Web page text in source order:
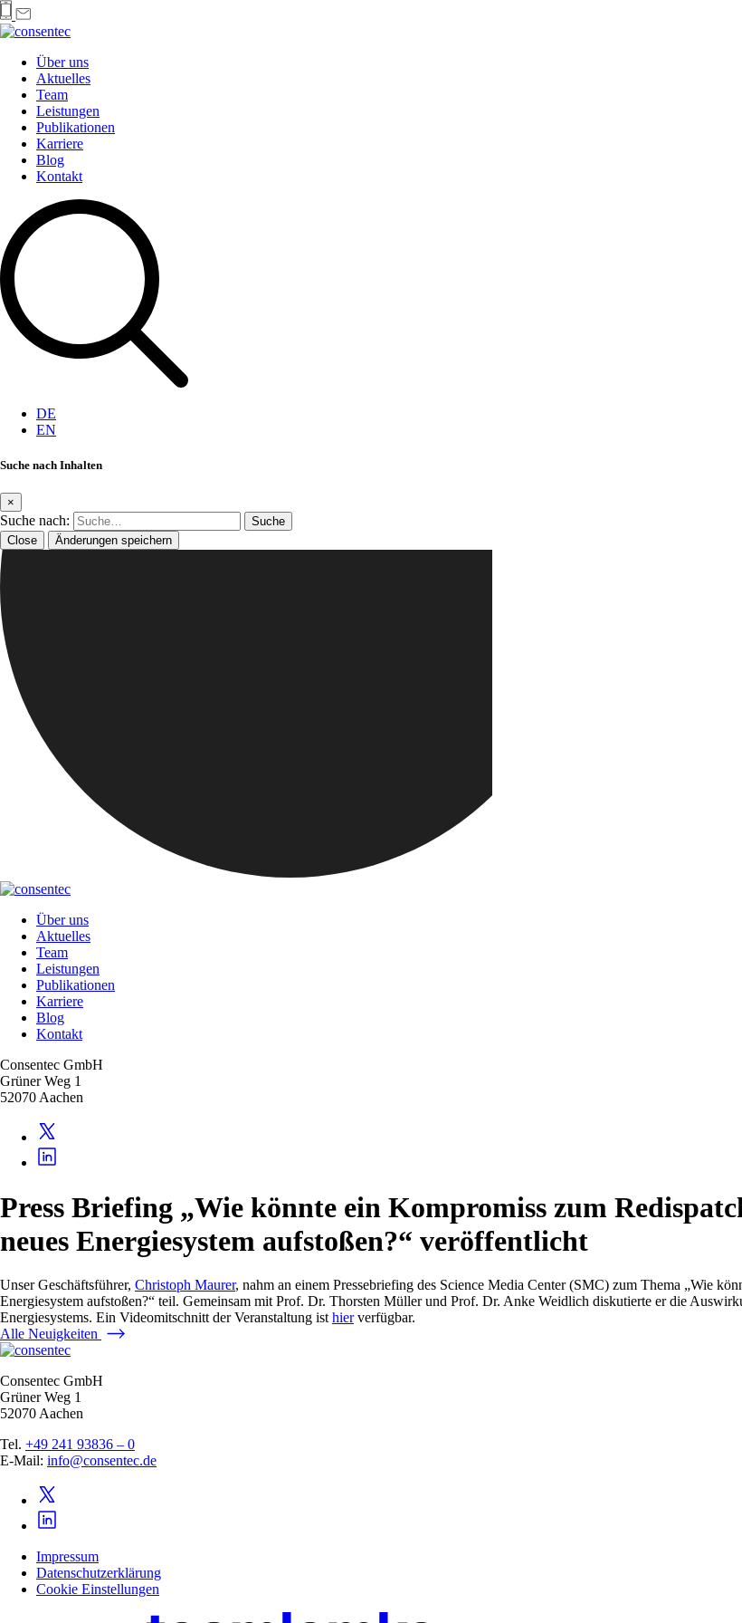
Über uns
Aktuelles
Team
Leistungen
Publikationen
Karriere
Blog
Kontakt
DE
EN
Suche nach Inhalten
×
Suche nach:
Close Änderungen speichern
Über uns
Aktuelles
Team
Leistungen
Publikationen
Karriere
Blog
Kontakt
Consentec GmbH
Grüner Weg 1
52070 Aachen
Press Briefing „Wie könnte ein Kompromiss zum
neues Energiesystem aufstoßen?“ veröffentlicht
Unser Geschäftsführer, Christoph Maurer, nahm an einem Pressebriefing des Science Media Center (SMC) zum Thema „Wie
Energiesystem aufstoßen?“ teil. Gemeinsam mit Prof. Dr. Thorsten Müller und Prof. Dr. Anke Weidlich diskutierte er die
Energiesystems. Ein Videomitschnitt der Veranstaltung ist hierverfügbar.
Alle Neuigkeiten
Consentec GmbH
Grüner Weg 1
52070 Aachen
Tel. +49 241 93836 – 0
E-Mail: info@consentec.de
Impressum
Datenschutzerklärung
Cookie Einstellungen